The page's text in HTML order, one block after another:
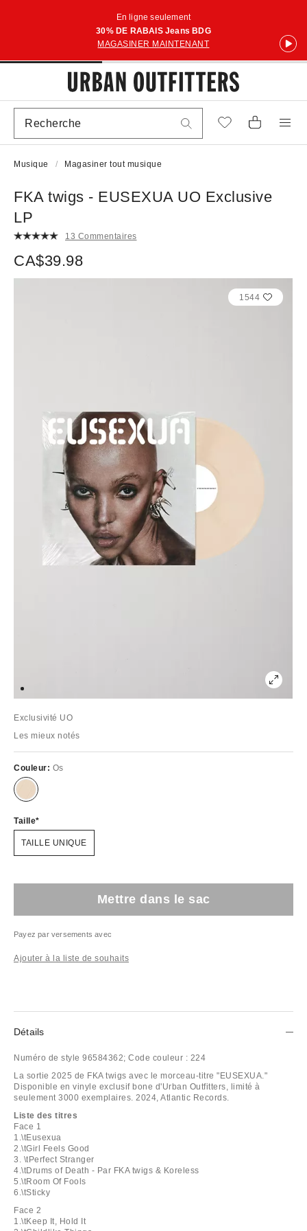
En ligne seulement
30% DE RABAIS Jeans BDG
MAGASINER MAINTENANT
Musique Magasiner tout musique
FKA twigs - EUSEXUA UO Exclusive
LP
13 Commentaires
CA$39.98
1544
Exclusivité UO
Les mieux notés
Couleur: Os
Taille
TAILLE UNIQUE
Mettre dans le sac
Payez par versements avec
Ajouter à la liste de souhaits
Détails
Numéro de style 96584362; Code couleur : 224
La sortie 2025 de FKA twigs avec le morceau-titre "EUSEXUA."
Disponible en vinyle exclusif bone d'Urban Outfitters, limité à
seulement 3000 exemplaires. 2024, Atlantic Records.
Liste des titres
Face 1
1.\tEusexua
2.\tGirl Feels Good
3. \tPerfect Stranger
4.\tDrums of Death - Par FKA twigs & Koreless
5.\tRoom Of Fools
6.\tSticky
Face 2
1.\tKeep It, Hold It